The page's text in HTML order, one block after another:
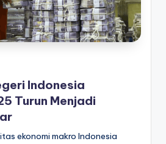
Indonesia
Turun Menjadi
ekonomi makro Indonesia